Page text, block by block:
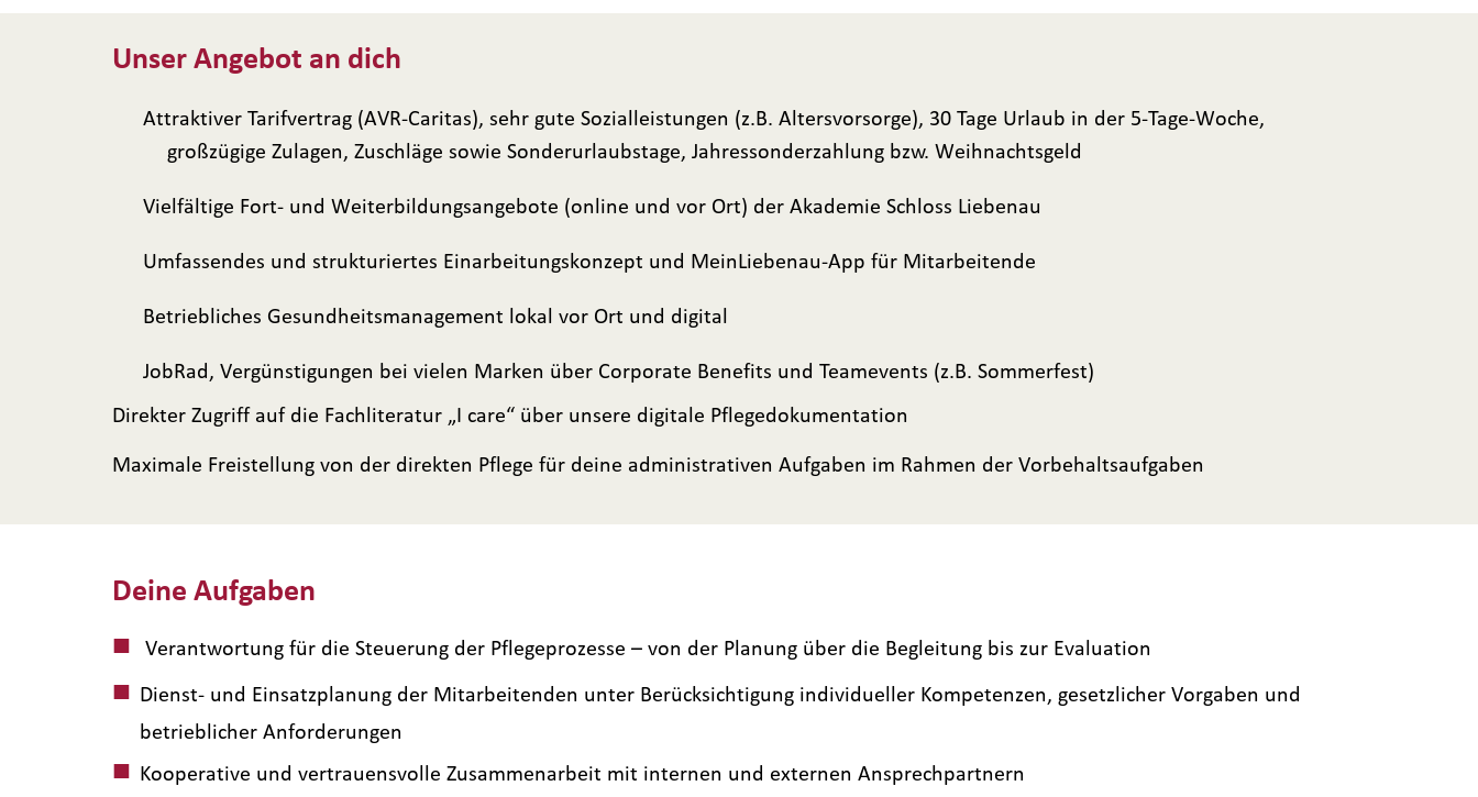
Deine Aufgaben
Verantwortung für die Steuerung der Pflegeprozesse – von der Planung über die Begleitung bis zur Evaluation
Dienst- und Einsatzplanung der Mitarbeitenden unter Berücksichtigung individueller Kompetenzen, gesetzlicher Vorgaben und
betrieblicher Anforderungen
Kooperative und vertrauensvolle Zusammenarbeit mit internen und externen Ansprechpartnern
Unser Angebot an dich
Attraktiver Tarifvertrag (AVR-Caritas), sehr gute Sozialleistungen (z.B. Altersvorsorge), 30 Tage Urlaub in der 5-Tage-Woche,
großzügige Zulagen, Zuschläge sowie Sonderurlaubstage, Jahressonderzahlung bzw. Weihnachtsgeld
Vielfältige Fort- und Weiterbildungsangebote (online und vor Ort) der Akademie Schloss Liebenau
Umfassendes und strukturiertes Einarbeitungskonzept und MeinLiebenau-App für Mitarbeitende
Betriebliches Gesundheitsmanagement lokal vor Ort und digital
JobRad, Vergünstigungen bei vielen Marken über Corporate Benefits und Teamevents (z.B. Sommerfest)
Direkter Zugriff auf die Fachliteratur „I care“ über unsere digitale Pflegedokumentation
Maximale Freistellung von der direkten Pflege für deine administrativen Aufgaben im Rahmen der Vorbehaltsaufgaben